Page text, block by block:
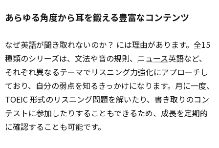
あらゆる角度から耳を鍛える豊富なコンテンツ
なぜ英語が聞き取れないのか？ には理由があります。全15
種類のシリーズは、文法や音の規則、 ニュース英語など、
それぞれ異なるテーマでリスニング力強化にアプローチし
ており、自分の弱点を知るきっかけになります。月に一度、
TOEIC 形式のリスニング問題を解いたり、書き取りのコン
テストに参加したりすることもできるため、成長を定期的
に確認することも可能です。